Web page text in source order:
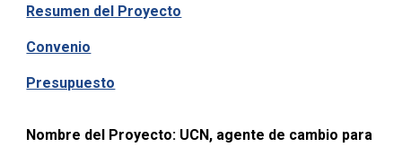
Resumen del Proyecto
Convenio
Presupuesto
Nombre del Proyecto: UCN, agente de cambio para